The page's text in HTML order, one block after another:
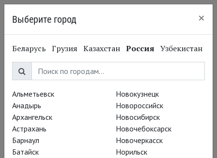
Выберите город ×
Беларусь Грузия Казахстан Россия Узбекистан
Альметьевск
Анадырь
Архангельск
Астрахань
Барнаул
Батайск
Новокузнецк
Новороссийск
Новосибирск
Новочебоксарск
Новочеркасск
Норильск